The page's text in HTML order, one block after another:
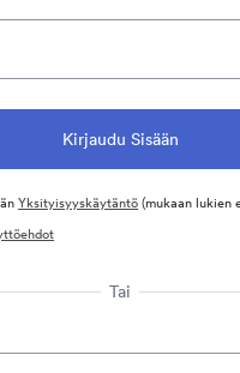
Yksityisyyskäytäntö(mukaan lukien
Tai